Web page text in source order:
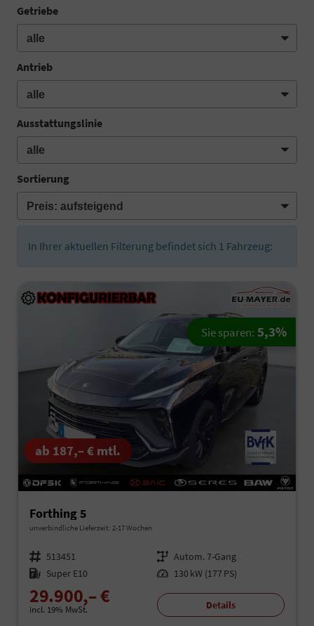
Getriebe
Antrieb
Ausstattungslinie
Sortierung
In Ihrer aktuellen Filterung befindet sich 1 Fahrzeug:
ab 187,– € mtl.
Forthing 5
unverbindliche Lieferzeit: 2-17 Wochen
Fahrzeugnr. 513451 Getriebe Autom. 7-Gang
Kraftstoff Super E10 Leistung 130 kW (177 PS)
29.900,– €
incl. 19% MwSt.
Sie sparen: 5,3%
Details